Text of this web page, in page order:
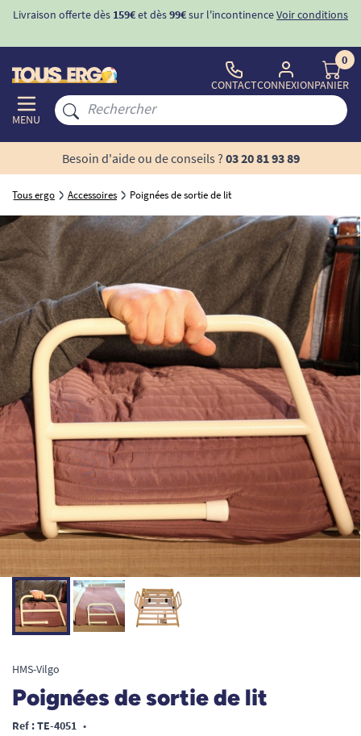
Livraison offerte dès 159€et dès99€sur l'incontinenceVoir conditions
MENU
CONTACTCONNEXION
0
PANIER
Besoin d'aide ou de conseils ? 03 20 81 93 89
Tous ergo Accessoires Poignées de sortie de lit
HMS-Vilgo
Poignées de sortie de lit
Ref : TE-4051 •